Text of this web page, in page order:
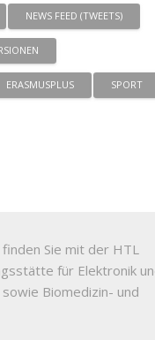
NEWS FEED (TWEETS)
ERASMUSPLUS SPORT
Sie mit der HTL
für Elektronik
Biomedizin- und